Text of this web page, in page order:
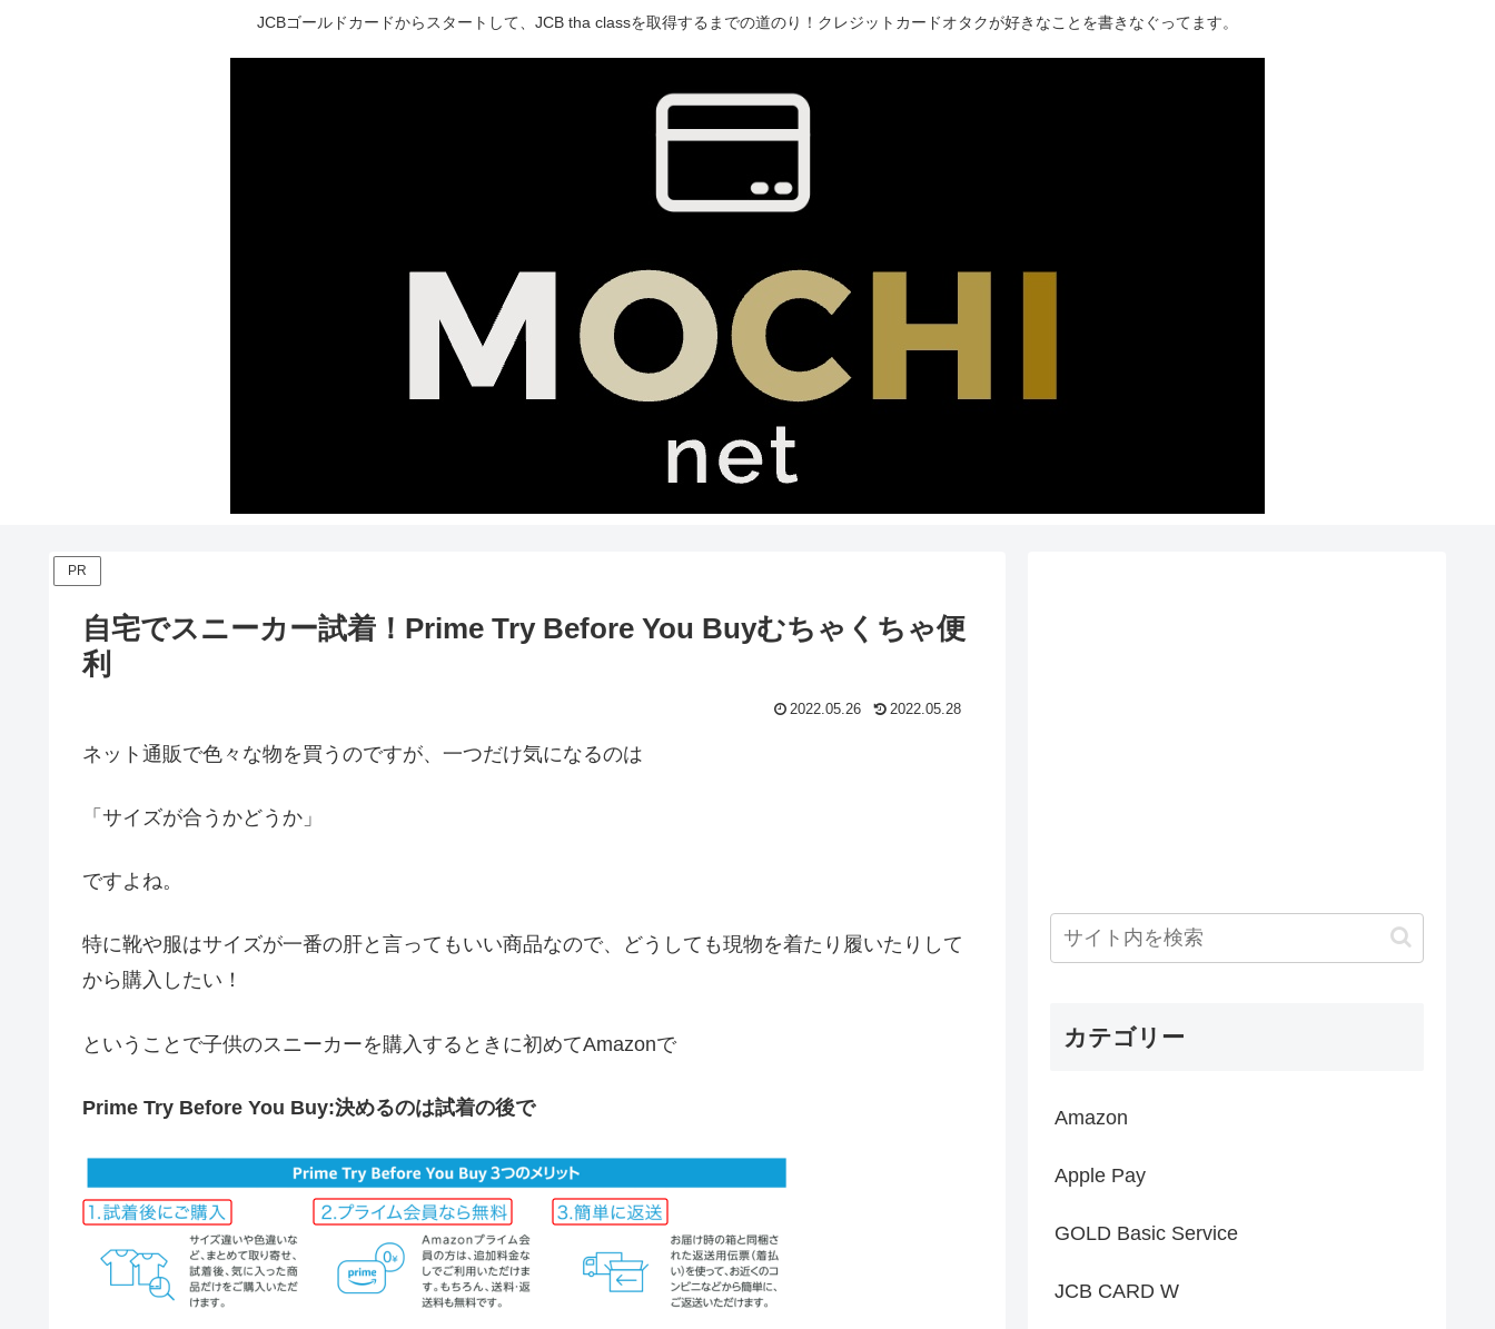
JCBゴールドカードからスタートして、JCB tha classを取得するまでの道のり！クレジットカードオタクが好きなことを書きなぐってます。
PR
自宅でスニーカー試着！Prime Try Before You Buyむちゃくちゃ便
利
2022.05.26 2022.05.28
ネット通販で色々な物を買うのですが、一つだけ気になるのは
「サイズが合うかどうか」
ですよね。
特に靴や服はサイズが一番の肝と言ってもいい商品なので、どうしても現物を着たり履いたりして
から購入したい！
ということで子供のスニーカーを購入するときに初めてAmazonで
Prime Try Before You Buy:決めるのは試着の後で
カテゴリー
Amazon
Apple Pay
GOLD Basic Service
JCB CARD W